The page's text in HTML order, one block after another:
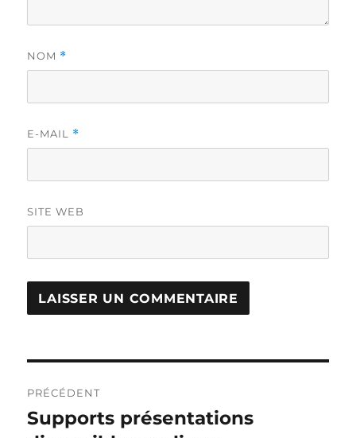
NOM *
E-MAIL *
SITE WEB
de
PRÉCÉDENT
Publication
Supports présentations